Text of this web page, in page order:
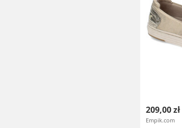
209,00 zł
Empik.com